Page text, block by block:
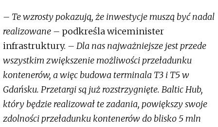
– Te wzrosty pokazują, że inwestycje muszą być nadal
realizowane – podkreśla wiceminister
infrastruktury. – Dla nas najważniejsze jest przede
wszystkim zwiększenie możliwości przeładunku
kontenerów, a więc budowa terminala T3 i T5 w
Gdańsku. Przetargi są już rozstrzygnięte. Baltic Hub,
który będzie realizował te zadania, powiększy swoje
zdolności przeładunku kontenerów do blisko 5 mln